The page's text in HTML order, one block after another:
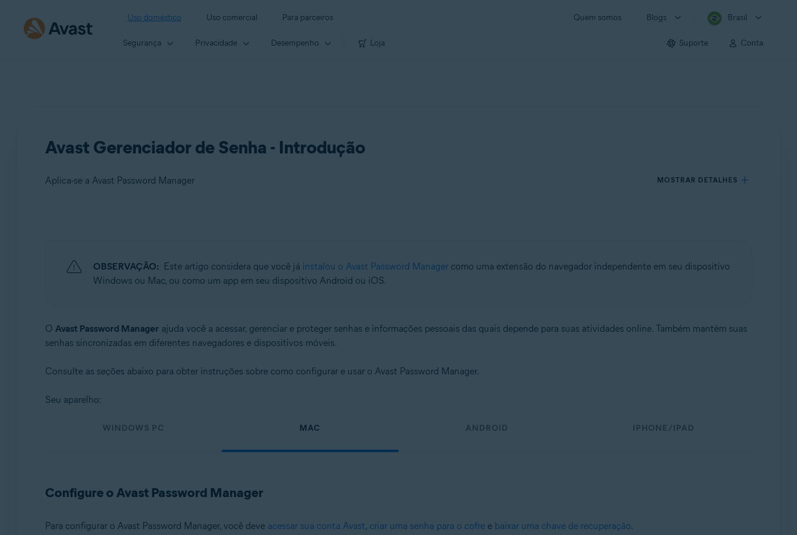
Uso doméstico Uso comercial Para parceiros Quem somos Blogs Brasil
Segurança Privacidade Desempenho Loja Suporte Conta
Avast Gerenciador de Senha - Introdução
Aplica-se a Avast Password Manager MOSTRAR DETALHES
Sistemas operacionais:
OBSERVAÇÃO: Este artigo considera que você já instalou o Avast Password Managercomo uma extensão do navegador independente em seu dispositivo
Windows ou Mac, ou como um app em seu dispositivo Android ou iOS.
O Avast Password Manager ajuda você a acessar, gerenciar e proteger senhas e informações pessoais das quais depende para suas atividades online. Também mantém suas
senhas sincronizadas em diferentes navegadores e dispositivos móveis.
Consulte as seções abaixo para obter instruções sobre como configurar e usar o Avast Password Manager.
Seu aparelho:
WINDOWS PC MAC ANDROID IPHONE/IPAD
Configure o Avast Password Manager
Para configurar o Avast Password Manager, você deve acessar sua conta Avast, criar uma senha para o cofree baixar uma chave de recuperação.